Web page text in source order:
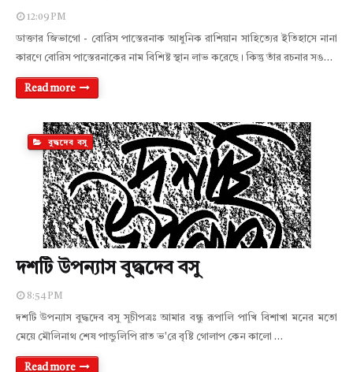
12:09 PM
ডাক্তার জিভাগো - বোরিস পাস্তেরনাক আধুনিক রাশিয়ান সাহিত্যের ইতিহাসে নানা
কারণে বোরিস পাস্তেরনাকের নাম বিশিষ্ট স্থান লাভ করেছে। কিন্তু তাঁর রচনার সঙ…
Read more
বুদ্ধদেব বসু
দশটি উপন্যাস বুদ্ধদেব বসু
8:54 PM
দশটি উপন্যাস বুদ্ধদেব বসু সূচীপত্রঃ আমার বন্ধু রূপালি পাখি বিশাখা মনের মতো
মেয়ে মৌলিনাথ শেষ পান্ডুলিপি রাত ভ'রে বৃষ্টি গোলাপ কেন কালো …
Read more